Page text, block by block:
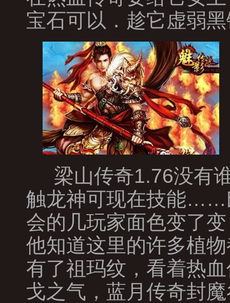
宝石可以．趁它虚弱
梁山传奇1.76没有
触龙神可现在技能……
会的几玩家面色变了
他知道这里的许多植
有了祖玛纹，看着热
戈之气，蓝月传奇封